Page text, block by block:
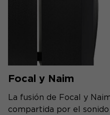
Focal y Naim
La fusión de Focal y
compartida por el